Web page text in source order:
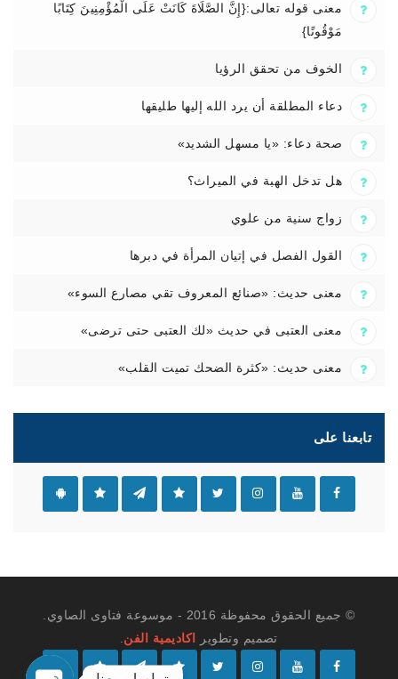
معنى قوله تعالى:{إِنَّ الصَّلَاةَ كَانَتْ عَلَى الْمُؤْمِنِينَ كِتَابًا
مَوْقُوتًا}
الخوف من تحقق الرؤيا
دعاء المطلقة أن يرد الله إليها طليقها
صحة دعاء: «يا مسهل الشديد»
هل تدخل الهبة في الميراث؟
زواج سنية من علوي
القول الفصل في إتيان المرأة في دبرها
معنى حديث: «صنائع المعروف تقي مصارع السوء»
معنى العتبى في حديث «لك العتبى حتى ترضى»
معنى حديث: «كثرة الضحك تميت القلب»
تابعنا على
© جميع الحقوق محفوظة 2016 - موسوعة فتاوى الصاوي.
تصميم وتطوير
اكاديمية الفن